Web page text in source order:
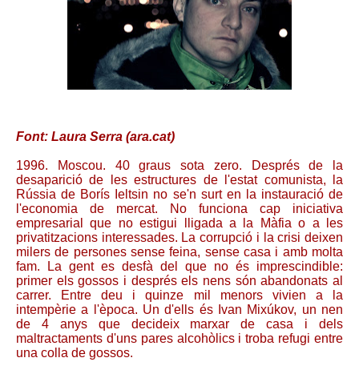
Font: Laura Serra (ara.cat)
1996. Moscou. 40 graus sota zero. Després de la
desaparició de les estructures de l'estat comunista, la
Rússia de Borís Ieltsin no se'n surt en la instauració de
l'economia de mercat. No funciona cap iniciativa
empresarial que no estigui lligada a la Màfia o a les
privatitzacions interessades. La corrupció i la crisi deixen
milers de persones sense feina, sense casa i amb molta
fam. La gent es desfà del que no és imprescindible:
primer els gossos i després els nens són abandonats al
carrer. Entre deu i quinze mil menors vivien a la
intempèrie a l'època. Un d'ells és Ivan Mixúkov, un nen
de 4 anys que decideix marxar de casa i dels
maltractaments d'uns pares alcohòlics i troba refugi entre
una colla de gossos.